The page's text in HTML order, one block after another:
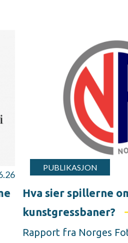
PUBLIKASJON
Hva sier spillerne
kunstgressbaner?
Rapport fra Norges